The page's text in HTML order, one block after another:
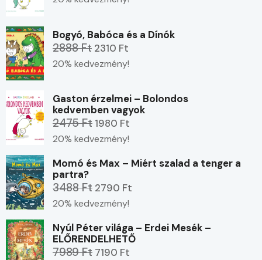
Bogyó, Babóca és a Dínók
2888 Ft 2310 Ft
20% kedvezmény!
Gaston érzelmei – Bolondos
kedvemben vagyok
2475 Ft 1980 Ft
20% kedvezmény!
Momó és Max – Miért szalad a tenger a
partra?
3488 Ft 2790 Ft
20% kedvezmény!
Nyúl Péter világa – Erdei Mesék –
ELŐRENDELHETŐ
7989 Ft 7190 Ft